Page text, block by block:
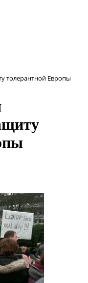
толерантной Европы